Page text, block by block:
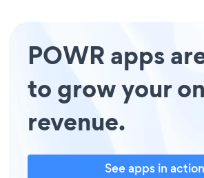
POWR apps
to grow your
revenue.
See apps in action